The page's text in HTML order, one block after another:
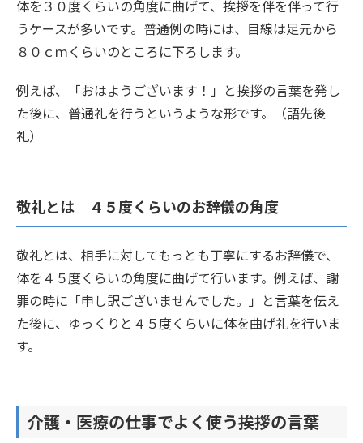
体を３０度くらいの角度に曲げて、挨拶を伴を伴って行
うケースが多いです。普通例の時には、目線は足元から
８０ｃｍくらいのところに下ろします。
例えば、「おはようございます！」と挨拶の言葉を発し
た後に、普通礼を行うというような形です。（語先後
礼）
敬礼とは ４５度くらいのお辞儀の角度
敬礼とは、相手に対してもっとも丁寧にするお辞儀で、
体を４５度くらいの角度に曲げて行います。例えば、謝
罪の時に「申し訳ございませんでした。」と言葉を伝え
た後に、ゆっくりと４５度くらいに体を曲げ礼を行いま
す。
介護・医療の仕事でよく使う挨拶の言葉